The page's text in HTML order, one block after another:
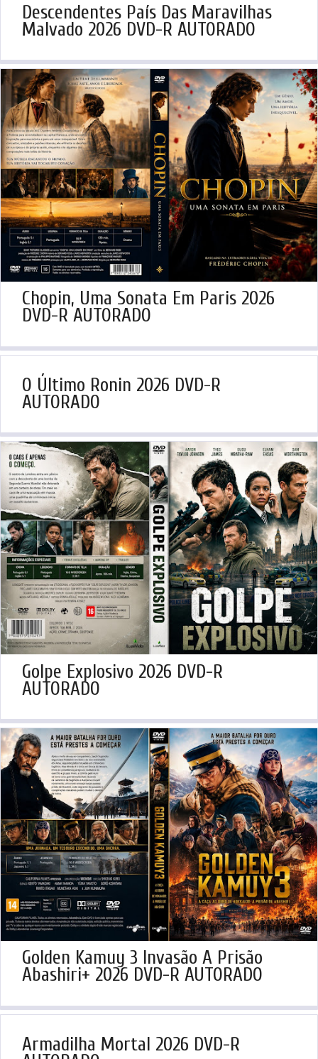
Descendentes País Das Maravilhas
Malvado 2026 DVD-R AUTORADO
Chopin, Uma Sonata Em Paris 2026
DVD-R AUTORADO
O Último Ronin 2026 DVD-R
AUTORADO
Golpe Explosivo 2026 DVD-R
AUTORADO
Golden Kamuy 3 Invasão A Prisão
Abashiri+ 2026 DVD-R AUTORADO
Armadilha Mortal 2026 DVD-R